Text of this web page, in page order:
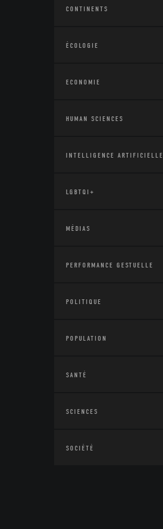
CONTINENTS
ÉCOLOGIE
ECONOMIE
HUMAN SCIENCES
INTELLIGENCE ARTIFICIELLE
LGBTQI+
MÉDIAS
PERFORMANCE GESTUELLE
POLITIQUE
POPULATION
SANTÉ
SCIENCES
SOCIÉTÉ